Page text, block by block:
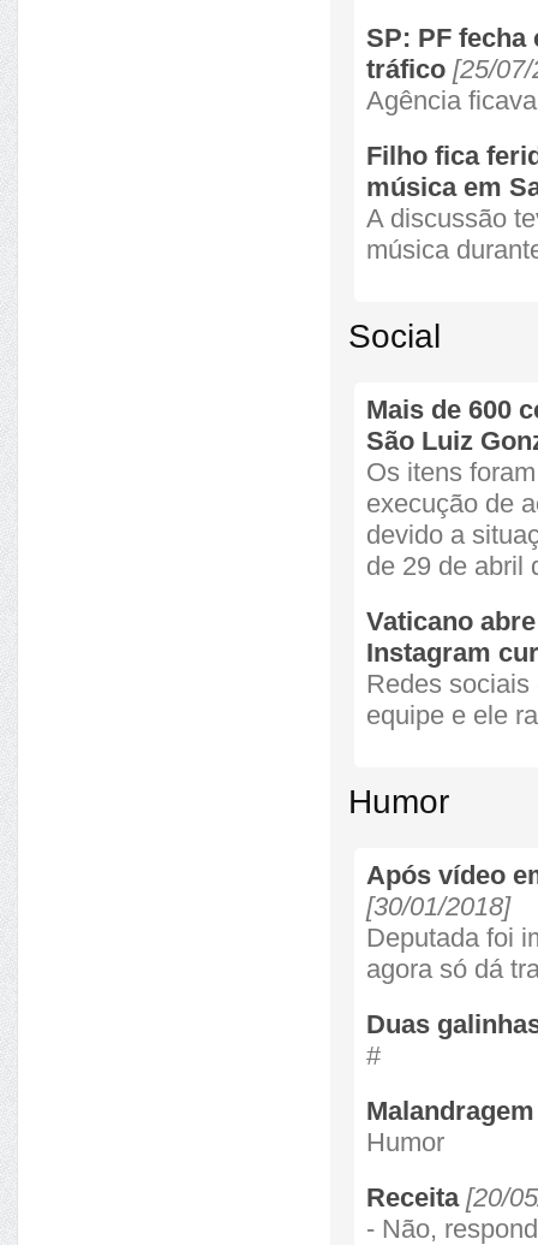
SP: PF fecha
tráfico [25/
Agência
Filho fica
música em
A discussão
música
Social
Mais de 600
São Luiz
Os itens
execução de
devido a
de 29 de abril
Vaticano
Instagram
Redes
equipe e ele
Humor
Após vídeo
[30/01/2018]
Deputada foi
agora só dá
Duas
#
Humor
Receita [20/
- Não,